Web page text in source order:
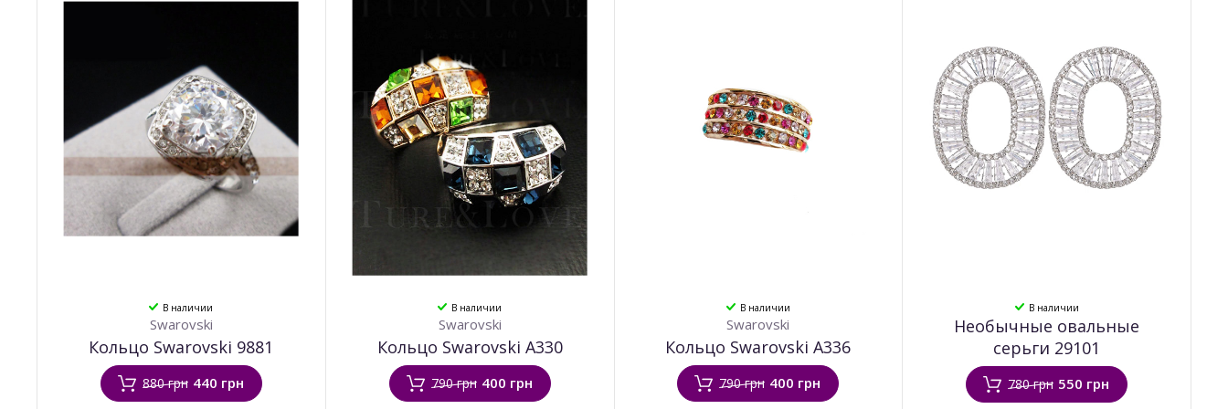
В наличии
Swarovski
Кольцо Swarovski 9881
880 грн 440 грн
В наличии
Swarovski
Кольцо Swarovski А330
790 грн 400 грн
В наличии
Swarovski
Кольцо Swarovski А336
790 грн 400 грн
В наличии
Необычные овальные
серьги 29101
780 грн 550 грн